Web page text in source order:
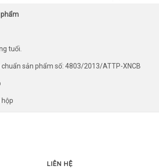
tuổi.
sản phẩm số: 4803/2013/ATTP-XNCB
hộp
LIÊN HỆ